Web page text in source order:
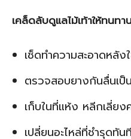
เคล็ดลับดูแลไม้เท้าให้ทนทา
เช็ดทำความสะอาดหลั
ตรวจสอบยางกันลื่นเป็
เก็บในที่แห้ง หลีกเลี่ยง
เปลี่ยนอะไหล่ที่ชำรุดทันที